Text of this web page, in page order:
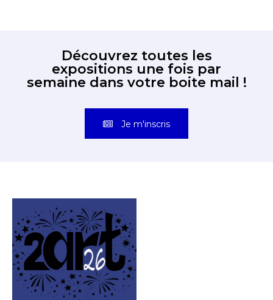
Découvrez toutes les
expositions une fois par
semaine dans votre boite mail !
Je m'inscris